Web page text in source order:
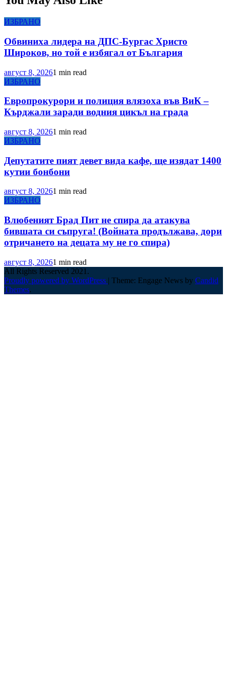
ИЗБРАНО
Обвиниха лидера на ДПС-Бургас Христо
Широков, но той е избягал от България
август 8, 20261 min read
ИЗБРАНО
Европрокурори и полиция влязоха във ВиК –
Кърджали заради водния цикъл на града
август 8, 20261 min read
ИЗБРАНО
Депутатите пият девет вида кафе, ще изядат 1400
кутии бонбони
август 8, 20261 min read
ИЗБРАНО
Влюбеният Брад Пит не спира да атакува
бившата си съпруга! (Войната продължава, дори
отричането на децата му не го спира)
август 8, 20261 min read
All Rights Reserved 2021.
Proudly powered by WordPress | Theme: Engage News by Candid
Themes.